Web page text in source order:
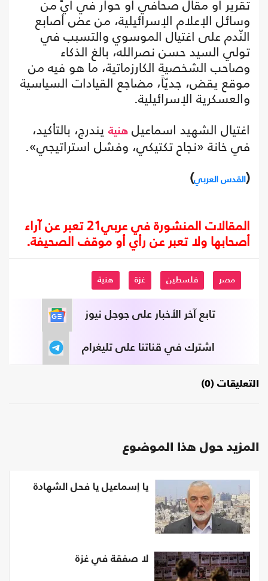
تقرير أو مقال صحافي او حوار في أيٍّ من
وسائل الإعلام الإسرائيلية، من عض أصابع
النّدم على اغتيال الموسوي والتسبب في
تولي السيد حسن نصرالله، بالغ الذكاء
وصاحب الشخصية الكارزماتية، ما هو فيه من
موقع يقض، جديّاً، مضاجع القيادات السياسية
والعسكرية الإسرائيلية.
اغتيال الشهيد اسماعيل هنية يندرج، بالتأكيد،
في خانة «نجاح تكتيكي، وفشل استراتيجي».
(القدس العربي)
المقالات المنشورة في عربي21 تعبر عن آراء
أصحابها ولا تعبر عن رأي أو موقف الصحيفة.
مصر فلسطين غزة هنية
تابع آخر الأخبار على جوجل نيوز
اشترك في قناتنا على تليغرام
التعليقات (0)
المزيد حول هذا الموضوع
يا إسماعيل يا فحل الشهادة
لا صفقة في غزة